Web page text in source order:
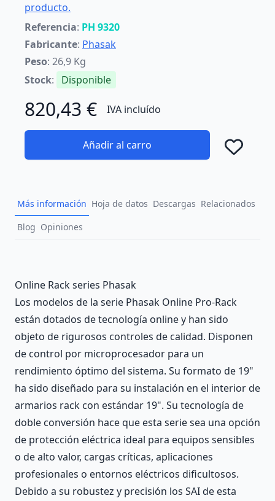
producto.
Referencia: PH 9320
Fabricante: Phasak
Peso: 26,9 Kg
Stock: Disponible
820,43 € IVA incluído
Añadir al carro
Más información Hoja de datos Descargas Relacionados
Blog Opiniones
Online Rack series Phasak
Los modelos de la serie Phasak Online Pro-Rack
están dotados de tecnología online y han sido
objeto de rigurosos controles de calidad. Disponen
de control por microprocesador para un
rendimiento óptimo del sistema. Su formato de 19"
ha sido diseñado para su instalación en el interior de
armarios rack con estándar 19". Su tecnología de
doble conversión hace que esta serie sea una opción
de protección eléctrica ideal para equipos sensibles
o de alto valor, cargas críticas, aplicaciones
profesionales o entornos eléctricos dificultosos.
Debido a su robustez y precisión los SAI de esta